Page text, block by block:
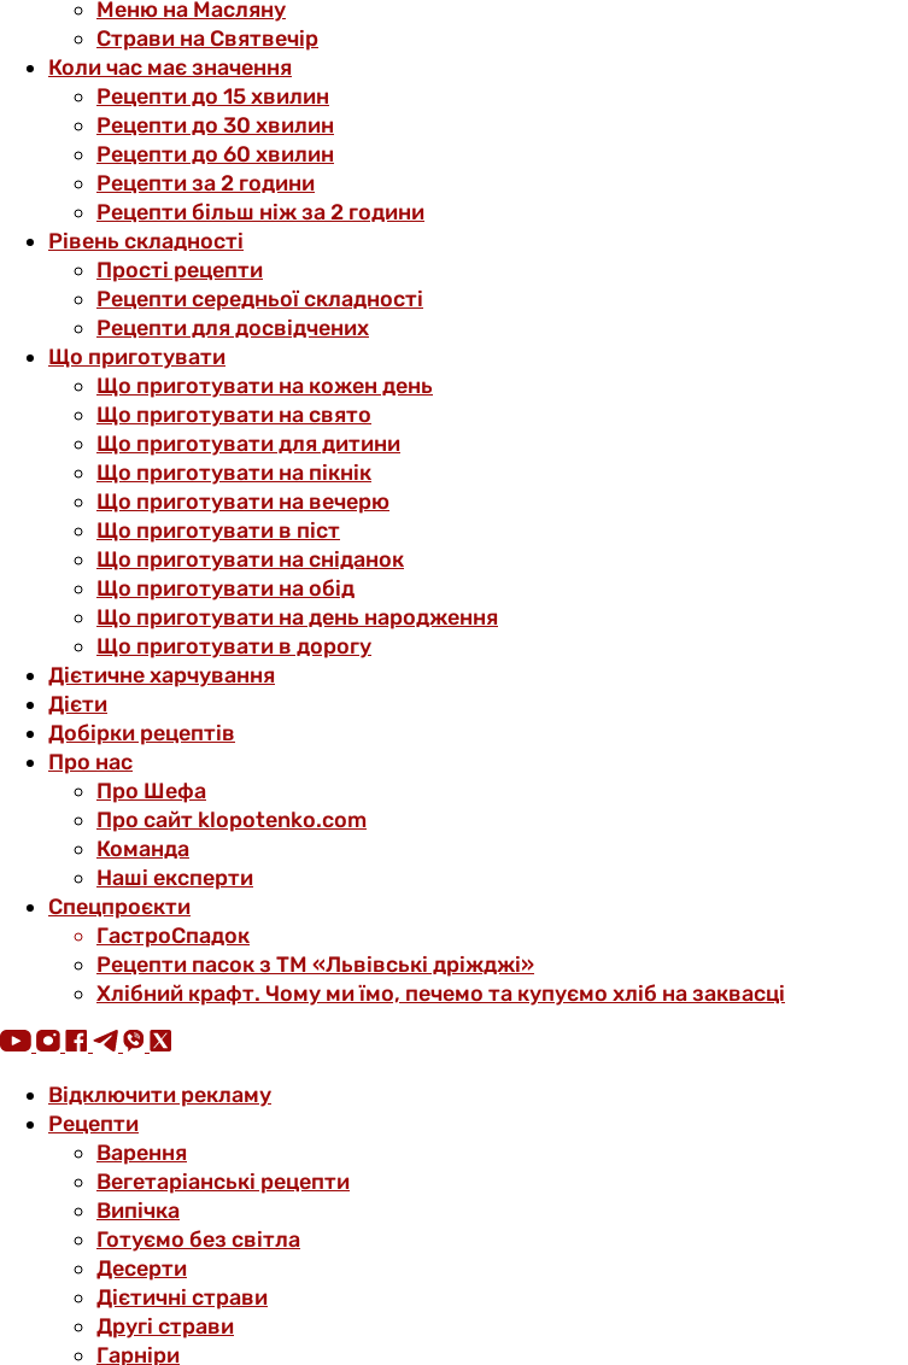
Меню на Масляну
Страви на Святвечір
Коли час має значення
Рецепти до 15 хвилин
Рецепти до 30 хвилин
Рецепти до 60 хвилин
Рецепти за 2 години
Рецепти більш ніж за 2 години
Рівень складності
Прості рецепти
Рецепти середньої складності
Рецепти для досвідчених
Що приготувати
Що приготувати на кожен день
Що приготувати на свято
Що приготувати для дитини
Що приготувати на пікнік
Що приготувати на вечерю
Що приготувати в піст
Що приготувати на сніданок
Що приготувати на обід
Що приготувати на день народження
Що приготувати в дорогу
Дієтичне харчування
Дієти
Добірки рецептів
Про нас
Про Шефа
Про сайт klopotenko.com
Команда
Наші експерти
Спецпроєкти
ГастроСпадок
Рецепти пасок з ТМ «Львівські дріжджі»
Хлібний крафт. Чому ми їмо, печемо та купуємо хліб на заквасці
Відключити рекламу
Рецепти
Варення
Вегетаріанські рецепти
Випічка
Готуємо без світла
Десерти
Дієтичні страви
Другі страви
Гарніри